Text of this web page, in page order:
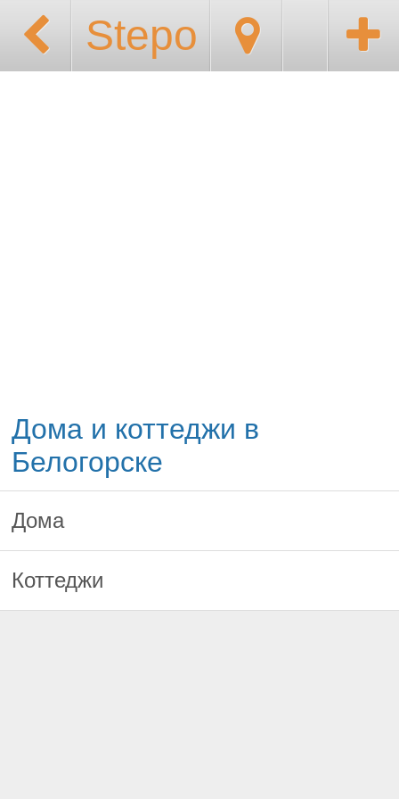
Stepo
Дома и коттеджи в
Белогорске
Дома
Коттеджи